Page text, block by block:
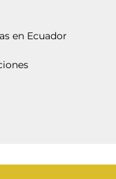
en Ecuador